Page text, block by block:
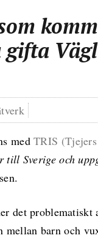
gifta
medTRIS
till Sverige och
det problematiskt
barn och